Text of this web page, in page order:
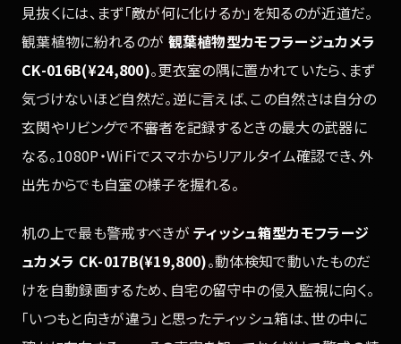
見抜くには、まず「敵が何に化けるか」を知るのが近道だ。
観葉植物に紛れるのが 観葉植物型カモフラージュカメラ
CK-016B(¥24,800)。更衣室の隅に置かれていたら、まず
気づけないほど自然だ。逆に言えば、この自然さは自分の
玄関やリビングで不審者を記録するときの最大の武器に
なる。1080P・WiFiでスマホからリアルタイム確認でき、外
出先からでも自室の様子を握れる。
机の上で最も警戒すべきがティッシュ箱型カモフラージ
ュカメラ CK-017B(¥19,800)。動体検知で動いたものだ
けを自動録画するため、自宅の留守中の侵入監視に向く。
「いつもと向きが違う」と思ったティッシュ箱は、世の中に